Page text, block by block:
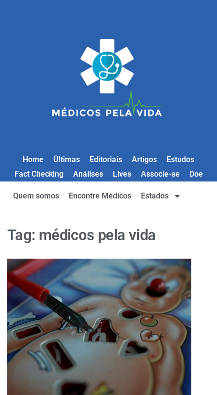
Home Últimas Editoriais Artigos
Estudos
Fact Checking
Análises Lives Associe-se Doe
Quem somos Encontre Médicos Estados
Tag: médicos pela vida